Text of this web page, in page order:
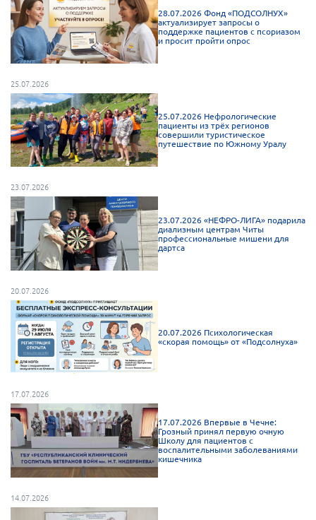
Московская область
Мурманская область
Нижегородская область
Новосибирская область
Омская область
Оренбургская область
Пензенская область
Республика Башкортостан
Республика Бурятия
Республика Карелия
Республика Калмыкия
Ростовская область
г. Санкт-Петербург
г. Севастополь
Самарская область СОРС
Самарская область ПРИЗМА
Самарская область СГОРС
Свердловская область
Смоленская область
Сахалинская область
28.07.2026 Фонд «ПОДСОЛНУХ»
актуализирует запросы о
поддержке пациентов с псориазом
и просит пройти опрос
25.07.2026
25.07.2026 Нефрологические
пациенты из трёх регионов
совершили туристическое
путешествие по Южному Уралу
23.07.2026
23.07.2026 «НЕФРО-ЛИГА» подарила
диализным центрам Читы
профессиональные мишени для
дартса
20.07.2026
20.07.2026 Психологическая
«скорая помощь» от «Подсолнуха»
17.07.2026
17.07.2026 Впервые в Чечне:
Грозный принял первую очную
Школу для пациентов с
воспалительными заболеваниями
кишечника
14.07.2026